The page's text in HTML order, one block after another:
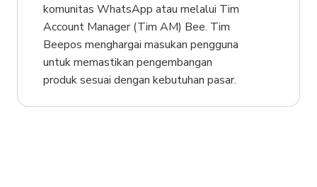
komunitas WhatsApp atau melalui Tim
Account Manager (Tim AM) Bee. Tim
Beepos menghargai masukan pengguna
untuk memastikan pengembangan
produk sesuai dengan kebutuhan pasar.